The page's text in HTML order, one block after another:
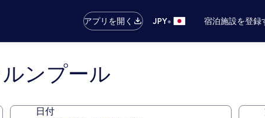
アプリを開く
JPY• 宿泊施設を登録
ンプール
日付